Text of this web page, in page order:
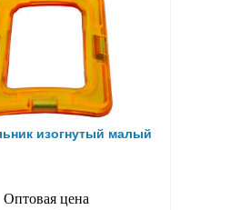
изогнутый малый
Оптовая цена